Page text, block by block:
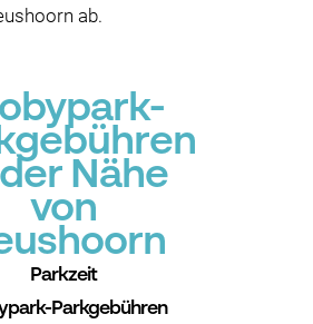
ab.
Nähe
von
Parkzeit
Parkgebühren